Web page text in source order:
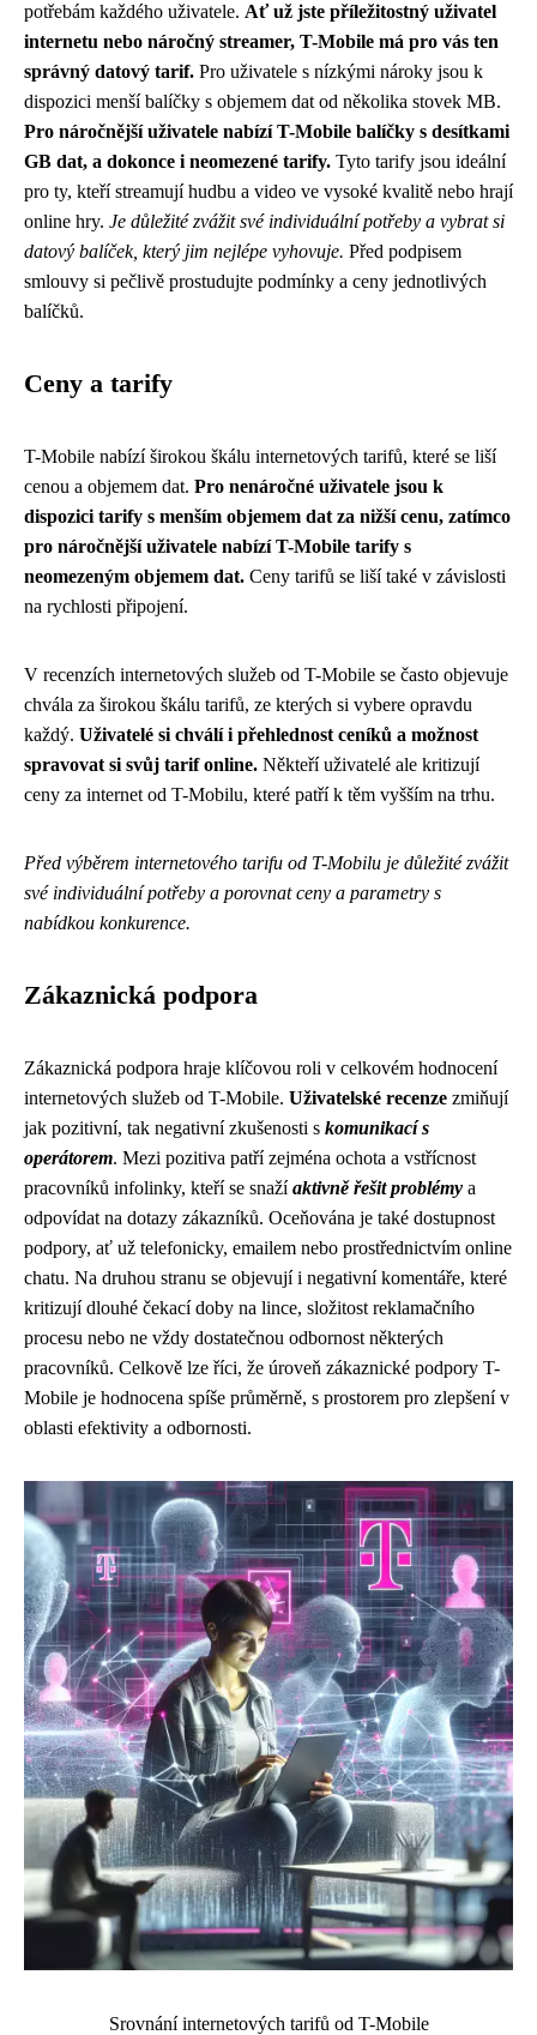
potřebám každého uživatele. Ať už jste příležitostný uživatel
internetu nebo náročný streamer, T-Mobile má pro vás ten
správný datový tarif. Pro uživatele s nízkými nároky jsou k
dispozici menší balíčky s objemem dat od několika stovek MB.
Pro náročnější uživatele nabízí T-Mobile balíčky s desítkami
GB dat, a dokonce i neomezené tarify. Tyto tarify jsou ideální
pro ty, kteří streamují hudbu a video ve vysoké kvalitě nebo hrají
online hry. Je důležité zvážit své individuální potřeby a vybrat si
datový balíček, který jim nejlépe vyhovuje. Před podpisem
smlouvy si pečlivě prostudujte podmínky a ceny jednotlivých
balíčků.
Ceny a tarify
T-Mobile nabízí širokou škálu internetových tarifů, které se liší
cenou a objemem dat. Pro nenáročné uživatele jsou k
dispozici tarify s menším objemem dat za nižší cenu, zatímco
pro náročnější uživatele nabízí T-Mobile tarify s
neomezeným objemem dat. Ceny tarifů se liší také v závislosti
na rychlosti připojení.
V recenzích internetových služeb od T-Mobile se často objevuje
chvála za širokou škálu tarifů, ze kterých si vybere opravdu
každý. Uživatelé si chválí i přehlednost ceníků a možnost
spravovat si svůj tarif online. Někteří uživatelé ale kritizují
ceny za internet od T-Mobilu, které patří k těm vyšším na trhu.
Před výběrem internetového tarifu od T-Mobilu je důležité zvážit
své individuální potřeby a porovnat ceny a parametry s
nabídkou konkurence.
Zákaznická podpora
Zákaznická podpora hraje klíčovou roli v celkovém hodnocení
internetových služeb od T-Mobile. Uživatelské recenze zmiňují
jak pozitivní, tak negativní zkušenosti s komunikací s
operátorem. Mezi pozitiva patří zejména ochota a vstřícnost
pracovníků infolinky, kteří se snažíaktivně řešit problémy a
odpovídat na dotazy zákazníků. Oceňována je také dostupnost
podpory, ať už telefonicky, emailem nebo prostřednictvím online
chatu. Na druhou stranu se objevují i negativní komentáře, které
kritizují dlouhé čekací doby na lince, složitost reklamačního
procesu nebo ne vždy dostatečnou odbornost některých
pracovníků. Celkově lze říci, že úroveň zákaznické podpory T-
Mobile je hodnocena spíše průměrně, s prostorem pro zlepšení v
oblasti efektivity a odbornosti.
Srovnání internetových tarifů od T-Mobile